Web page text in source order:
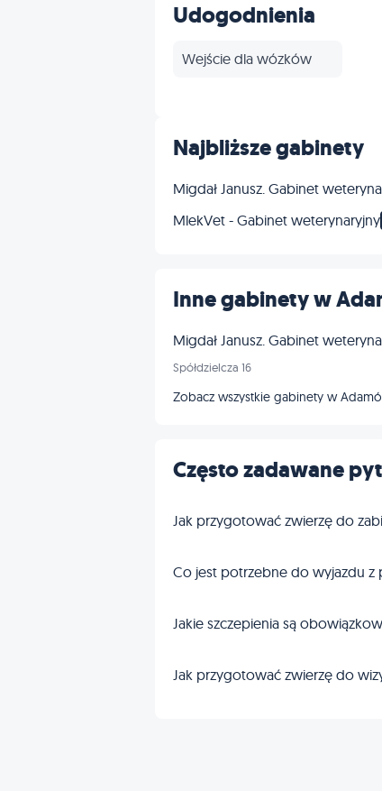
Udogodnienia
Wejście dla wózków
Najbliższe gabinety
Migdał Janusz. Gabinet
MlekVet - Gabinet weterynaryjny
Inne gabinety w
Migdał Janusz. Gabinet
Spółdzielcza 16
Zobacz wszystkie gabinety w
Często zadawane
Jak przygotować zwierzę do
Co jest potrzebne do wyjazdu z
Jakie szczepienia są
Jak przygotować zwierzę do